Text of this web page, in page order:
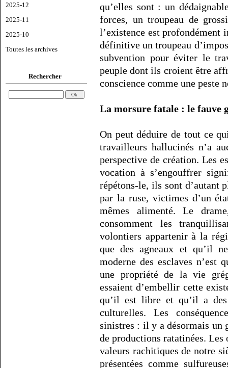
2025-12
2025-11
2025-10
Toutes les archives
Rechercher
qu’elles sont : un
forces, un troupeau de
l’existence est profondément
définitive un troupeau
subvention pour éviter le
peuple dont ils croient être
conscience comme une peste
La morsure fatale : le fauve
On peut déduire de tout ce
travailleurs hallucinés n’a
perspective de création. Les
vocation à s’engouffrer
répétons-le, ils sont d’autant
par la ruse, victimes d’un
mêmes alimenté. Le
consomment les
volontiers appartenir à la
que des agneaux et qu’il
moderne des esclaves n’est
une propriété de la vie
essaient d’embellir cette
qu’il est libre et qu’il a
culturelles. Les
sinistres : il y a désormais un
de productions ratatinées. Les
valeurs rachitiques de notre
présentées comme